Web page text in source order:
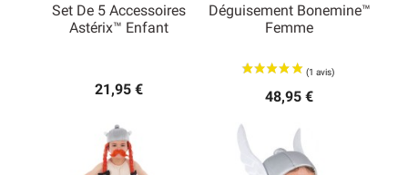
Set De 5 Accessoires
Astérix™ Enfant
21,95 €
Déguisement Bonemine™
Femme
48,95 €